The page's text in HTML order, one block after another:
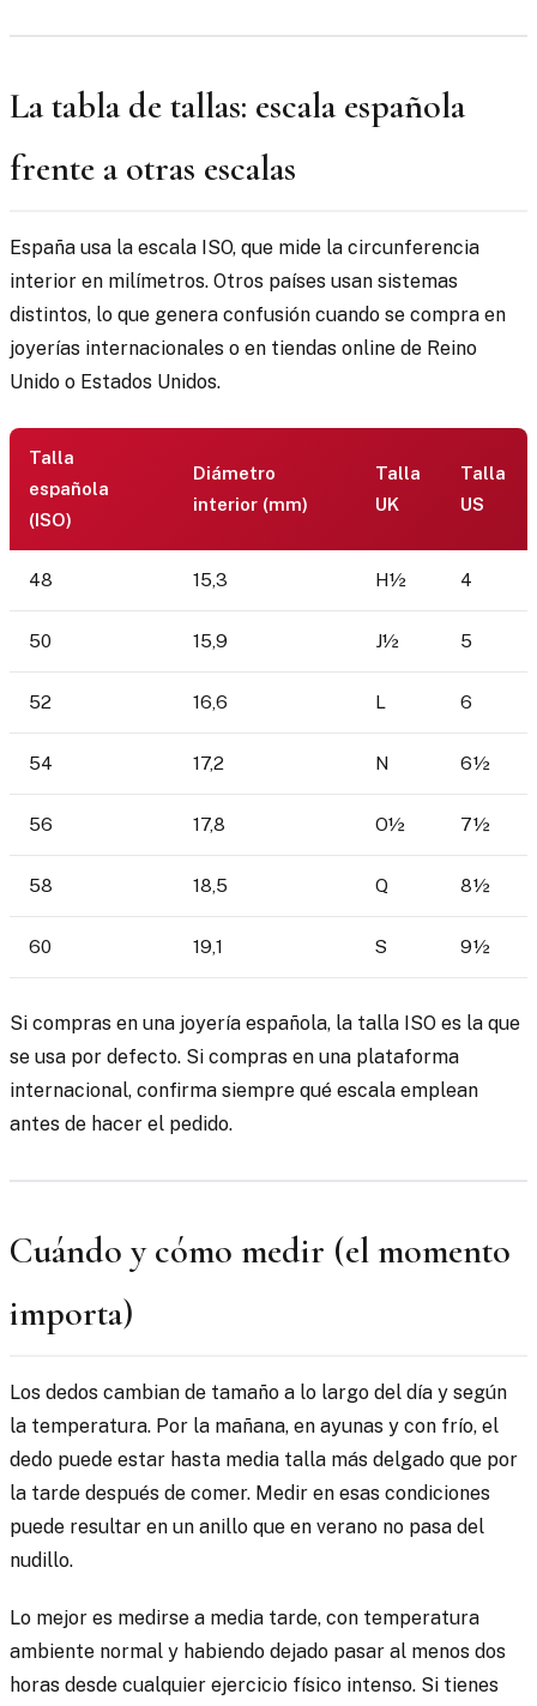
La tabla de tallas: escala española
frente a otras escalas
España usa la escala ISO, que mide la circunferencia
interior en milímetros. Otros países usan sistemas
distintos, lo que genera confusión cuando se compra en
joyerías internacionales o en tiendas online de Reino
Unido o Estados Unidos.
Talla
española
(ISO)
Diámetro
interior (mm)
Talla
UK
Talla
US
48 15,3 H½ 4
50 15,9 J½ 5
52 16,6 L 6
54 17,2 N 6½
56 17,8 O½ 7½
58 18,5 Q 8½
60 19,1 S 9½
Si compras en una joyería española, la talla ISO es la que
se usa por defecto. Si compras en una plataforma
internacional, confirma siempre qué escala emplean
antes de hacer el pedido.
Cuándo y cómo medir (el momento
importa)
Los dedos cambian de tamaño a lo largo del día y según
la temperatura. Por la mañana, en ayunas y con frío, el
dedo puede estar hasta media talla más delgado que por
la tarde después de comer. Medir en esas condiciones
puede resultar en un anillo que en verano no pasa del
nudillo.
Lo mejor es medirse a media tarde, con temperatura
ambiente normal y habiendo dejado pasar al menos dos
horas desde cualquier ejercicio físico intenso. Si tienes